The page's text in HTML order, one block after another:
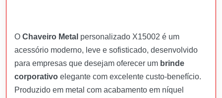
O Chaveiro Metal personalizado X15002 é um
acessório moderno, leve e sofisticado, desenvolvido
para empresas que desejam oferecer um brinde
corporativo elegante com excelente custo-benefício.
Produzido em metal com acabamento em níquel